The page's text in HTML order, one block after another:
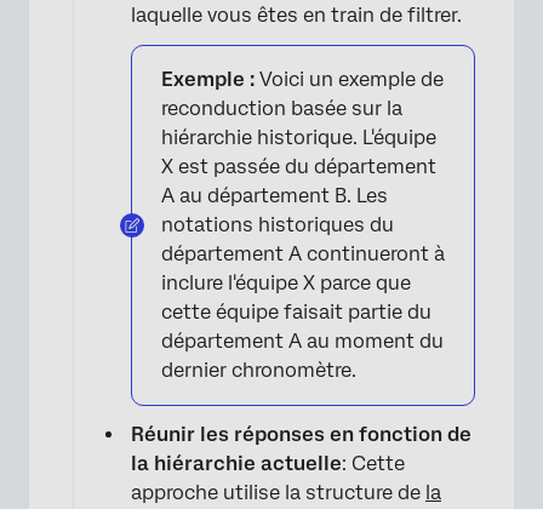
laquelle vous êtes en train de filtrer.
Exemple : Voici un exemple de
reconduction basée sur la
hiérarchie historique. L'équipe
X est passée du département
A au département B. Les
notations historiques du
département A continueront à
inclure l'équipe X parce que
cette équipe faisait partie du
département A au moment du
dernier chronomètre.
Réunir les réponses en fonction de
la hiérarchie actuelle: Cette
approche utilise la structure de la